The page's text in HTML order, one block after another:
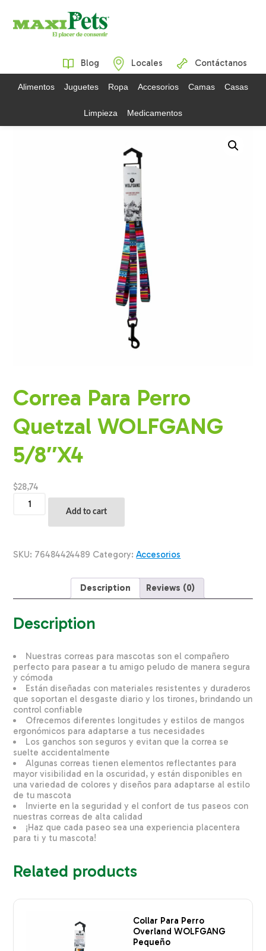
Blog Locales Contáctanos
Alimentos Juguetes Ropa Accesorios Camas Casas
Limpieza Medicamentos
Correa Para Perro
Quetzal WOLFGANG
5/8″X4
$28,74
Para
5/8"X4
Add to cart
SKU: 76484424489 Category:Accesorios
Description Reviews (0)
Description
Nuestras correas para mascotas son el compañero
perfecto para pasear a tu amigo peludo de manera segura
y cómoda
Están diseñadas con materiales resistentes y duraderos
que soportan el desgaste diario y los tirones, brindando un
control confiable
Ofrecemos diferentes longitudes y estilos de mangos
ergonómicos para adaptarse a tus necesidades
Los ganchos son seguros y evitan que la correa se
suelte accidentalmente
Algunas correas tienen elementos reflectantes para
mayor visibilidad en la oscuridad, y están disponibles en
una variedad de colores y diseños para adaptarse al estilo
de tu mascota
Invierte en la seguridad y el confort de tus paseos con
nuestras correas de alta calidad
¡Haz que cada paseo sea una experiencia placentera
para ti y tu mascota!
Related products
Collar Para Perro
Overland WOLFGANG
Pequeño